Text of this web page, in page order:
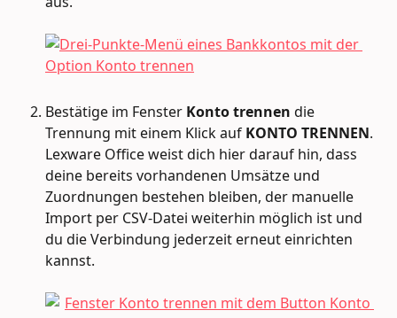
Bestätige im Fenster Konto trennen die
Trennung mit einem Klick auf KONTO TRENNEN.
Lexware Office weist dich hier darauf hin, dass
deine bereits vorhandenen Umsätze und
Zuordnungen bestehen bleiben, der manuelle
Import per CSV-Datei weiterhin möglich ist und
du die Verbindung jederzeit erneut einrichten
kannst.